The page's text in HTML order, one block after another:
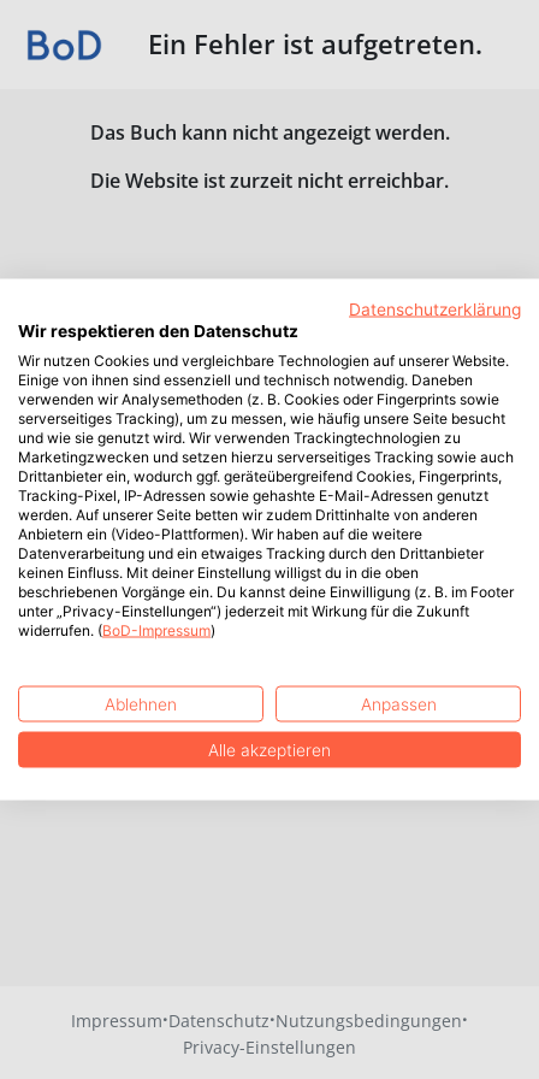
Ein Fehler ist aufgetreten.
Das Buch kann nicht angezeigt werden.
Die Website ist zurzeit nicht erreichbar.
Impressum·Datenschutz·Nutzungsbedingungen·
Privacy-Einstellungen
Datenschutzerklärung
Wir respektieren den Datenschutz
Wir nutzen Cookies und vergleichbare Technologien auf unserer Website.
Einige von ihnen sind essenziell und technisch notwendig. Daneben
verwenden wir Analysemethoden (z. B. Cookies oder Fingerprints sowie
serverseitiges Tracking), um zu messen, wie häufig unsere Seite besucht
und wie sie genutzt wird. Wir verwenden Trackingtechnologien zu
Marketingzwecken und setzen hierzu serverseitiges Tracking sowie auch
Drittanbieter ein, wodurch ggf. geräteübergreifend Cookies, Fingerprints,
Tracking-Pixel, IP-Adressen sowie gehashte E-Mail-Adressen genutzt
werden. Auf unserer Seite betten wir zudem Drittinhalte von anderen
Anbietern ein (Video-Plattformen). Wir haben auf die weitere
Datenverarbeitung und ein etwaiges Tracking durch den Drittanbieter
keinen Einfluss. Mit deiner Einstellung willigst du in die oben
beschriebenen Vorgänge ein. Du kannst deine Einwilligung (z. B. im Footer
unter „Privacy-Einstellungen“) jederzeit mit Wirkung für die Zukunft
widerrufen. (BoD-Impressum)
Ablehnen Anpassen
Alle akzeptieren